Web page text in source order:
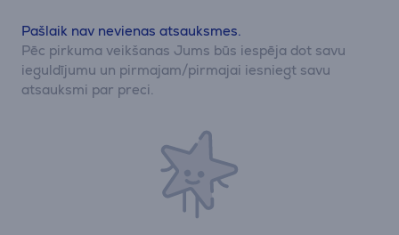
Pašlaik nav nevienas atsauksmes.
Pēc pirkuma veikšanas Jums būs iespēja dot savu
ieguldījumu un pirmajam/pirmajai iesniegt savu
atsauksmi par preci.